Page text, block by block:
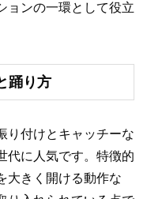
ョンの一環として役立
踊り方
り付けとキャッチーな
代に人気です。特徴的
大きく開ける動作な